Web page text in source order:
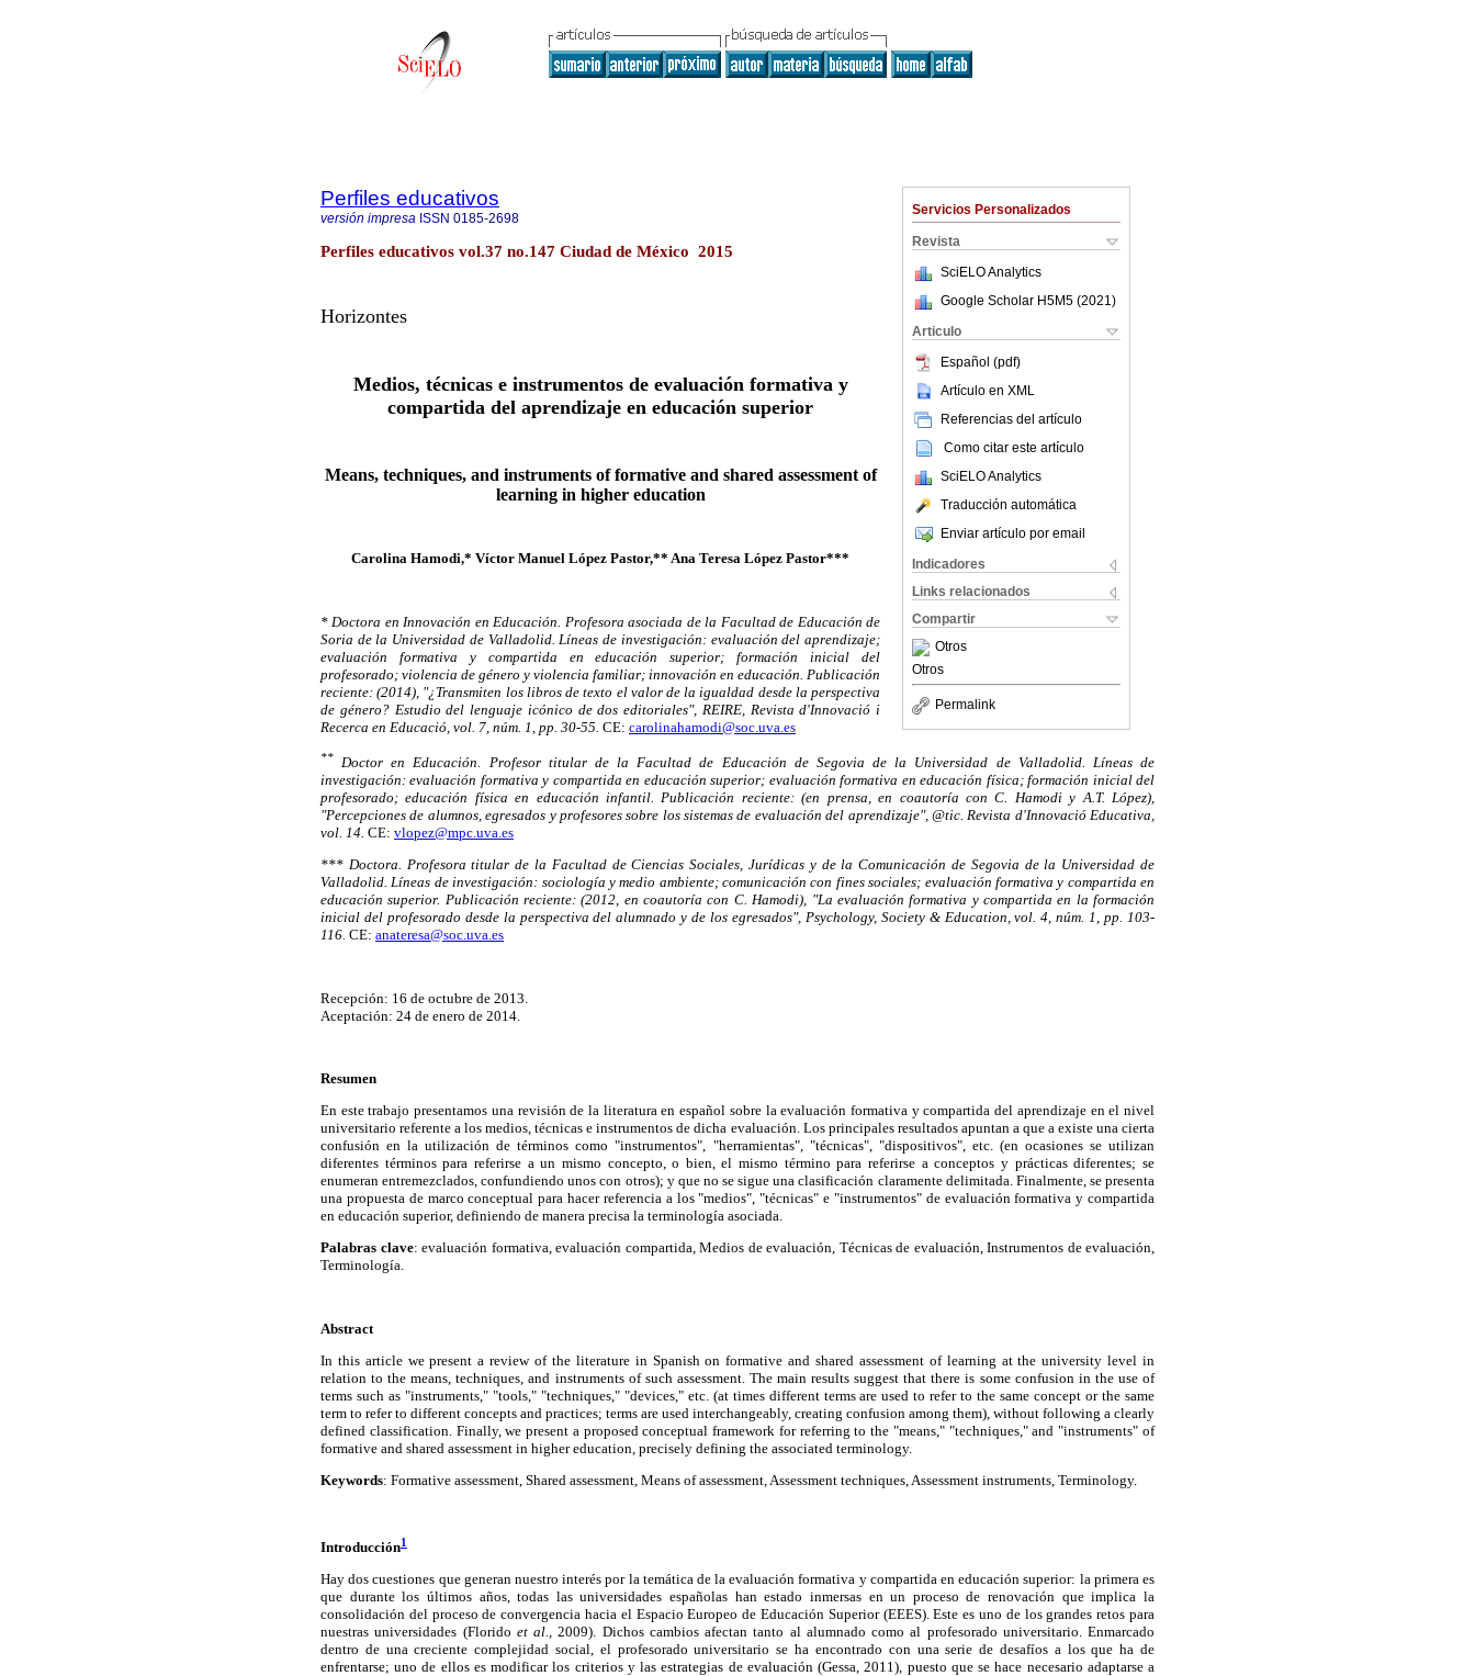
Servicios Personalizados
Revista
SciELO Analytics
Google Scholar H5M5 (2021 )
Articulo
Español (pdf)
Artículo en XML
Referencias del artículo
Como citar este artículo
SciELO Analytics
Traducción automática
Enviar artículo por email
Indicadores
Links relacionados
Compartir
Otros
Otros
Permalink
Perfiles educativos
versión impresa ISSN 0185-2698
Perfiles educativos vol.37 no.147 Ciudad de México 2015
Horizontes
Medios, técnicas e instrumentos de evaluación formativa y
compartida del aprendizaje en educación superior
Means, techniques, and instruments of formative and shared assessment of
learning in higher education
Carolina Hamodi,* Víctor Manuel López Pastor,** Ana Teresa López Pastor***
* Doctora en Innovación en Educación. Profesora asociada de la Facultad de Educación de
Soria de la Universidad de Valladolid. Líneas de investigación: evaluación del aprendizaje;
evaluación formativa y compartida en educación superior; formación inicial del
profesorado; violencia de género y violencia familiar; innovación en educación. Publicación
reciente: (2014), "¿Transmiten los libros de texto el valor de la igualdad desde la perspectiva
de género? Estudio del lenguaje icónico de dos editoriales", REIRE, Revista d'Innovació i
Recerca en Educació, vol. 7, núm. 1, pp. 30-55. CE: carolinahamodi@soc.uva.es
** Doctor en Educación. Profesor titular de la Facultad de Educación de Segovia de la Universidad de Valladolid. Líneas de
investigación: evaluación formativa y compartida en educación superior; evaluación formativa en educación física; formación inicial del
profesorado; educación física en educación infantil. Publicación reciente: (en prensa, en coautoría con C. Hamodi y A.T. López),
"Percepciones de alumnos, egresados y profesores sobre los sistemas de evaluación del aprendizaje", @tic. Revista d'Innovació Educativa,
vol. 14. CE: vlopez@mpc.uva.es
*** Doctora. Profesora titular de la Facultad de Ciencias Sociales, Jurídicas y de la Comunicación de Segovia de la Universidad de
Valladolid. Líneas de investigación: sociología y medio ambiente; comunicación con fines sociales; evaluación formativa y compartida en
educación superior. Publicación reciente: (2012, en coautoría con C. Hamodi), "La evaluación formativa y compartida en la formación
inicial del profesorado desde la perspectiva del alumnado y de los egresados", Psychology, Society & Education, vol. 4, núm. 1, pp. 103-
116. CE: anateresa@soc.uva.es
Recepción: 16 de octubre de 2013.
Aceptación: 24 de enero de 2014.
Resumen
En este trabajo presentamos una revisión de la literatura en español sobre la evaluación formativa y compartida del aprendizaje en el nivel
universitario referente a los medios, técnicas e instrumentos de dicha evaluación. Los principales resultados apuntan a que a existe una cierta
confusión en la utilización de términos como "instrumentos", "herramientas", "técnicas", "dispositivos", etc. (en ocasiones se utilizan
diferentes términos para referirse a un mismo concepto, o bien, el mismo término para referirse a conceptos y prácticas diferentes; se
enumeran entremezclados, confundiendo unos con otros); y que no se sigue una clasificación claramente delimitada. Finalmente, se presenta
una propuesta de marco conceptual para hacer referencia a los "medios", "técnicas" e "instrumentos" de evaluación formativa y compartida
en educación superior, definiendo de manera precisa la terminología asociada.
Palabras clave: evaluación formativa, evaluación compartida, Medios de evaluación, Técnicas de evaluación, Instrumentos de evaluación,
Terminología.
Abstract
In this article we present a review of the literature in Spanish on formative and shared assessment of learning at the university level in
relation to the means, techniques, and instruments of such assessment. The main results suggest that there is some confusion in the use of
terms such as "instruments," "tools," "techniques," "devices," etc. (at times different terms are used to refer to the same concept or the same
term to refer to different concepts and practices; terms are used interchangeably, creating confusion among them), without following a clearly
defined classification. Finally, we present a proposed conceptual framework for referring to the "means," "techniques," and "instruments" of
formative and shared assessment in higher education, precisely defining the associated terminology.
Keywords: Formative assessment, Shared assessment, Means of assessment, Assessment techniques, Assessment instruments, Terminology.
Introducción1
Hay dos cuestiones que generan nuestro interés por la temática de la evaluación formativa y compartida en educación superior: la primera es
que durante los últimos años, todas las universidades españolas han estado inmersas en un proceso de renovación que implica la
consolidación del proceso de convergencia hacia el Espacio Europeo de Educación Superior (EEES). Este es uno de los grandes retos para
nuestras universidades (Florido et al., 2009). Dichos cambios afectan tanto al alumnado como al profesorado universitario. Enmarcado
dentro de una creciente complejidad social, el profesorado universitario se ha encontrado con una serie de desafíos a los que ha de
enfrentarse; uno de ellos es modificar los criterios y las estrategias de evaluación (Gessa, 2011), puesto que se hace necesario adaptarse a